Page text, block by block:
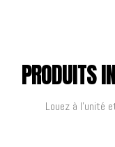
PRODUITS
Louez à l'unité